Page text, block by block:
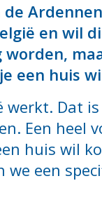
en wil
een huis
werkt. Dat
Een heel
huis wil
we een